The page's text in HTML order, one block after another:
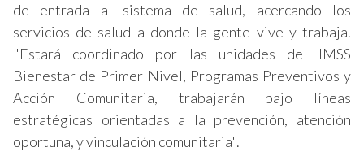
de entrada al sistema de salud, acercando los
servicios de salud a donde la gente vive y trabaja.
"Estará coordinado por las unidades del IMSS
Bienestar de Primer Nivel, Programas Preventivos y
Acción Comunitaria, trabajarán bajo líneas
estratégicas orientadas a la prevención, atención
oportuna, y vinculación comunitaria".